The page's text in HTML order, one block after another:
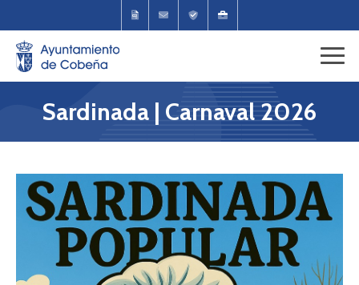
Sardinada | Carnaval 2026